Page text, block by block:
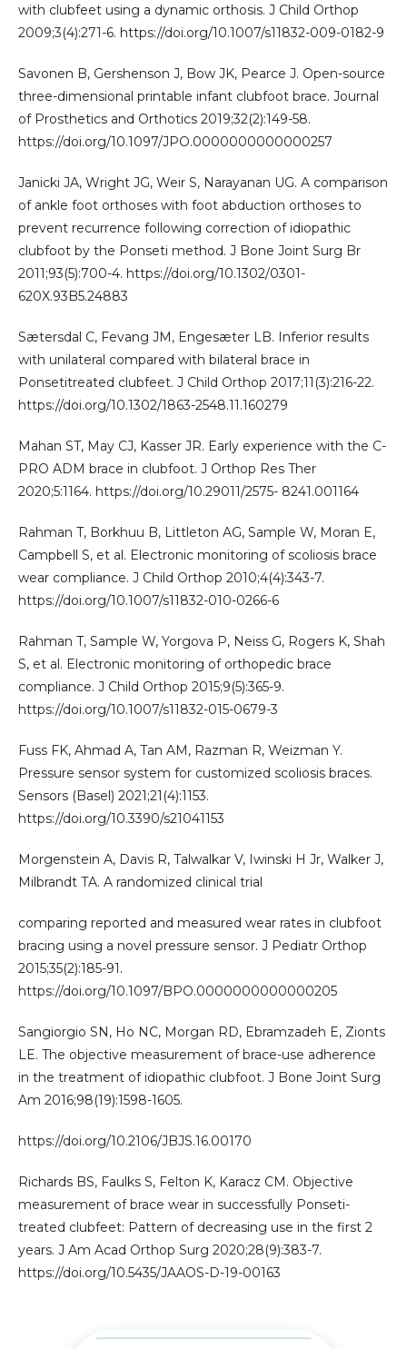
with clubfeet using a dynamic orthosis. J Child Orthop
2009;3(4):271-6. https://doi.org/10.1007/s11832-009-0182-9
Savonen B, Gershenson J, Bow JK, Pearce J. Open-source
three-dimensional printable infant clubfoot brace. Journal
of Prosthetics and Orthotics 2019;32(2):149-58.
https://doi.org/10.1097/JPO.0000000000000257
Janicki JA, Wright JG, Weir S, Narayanan UG. A comparison
of ankle foot orthoses with foot abduction orthoses to
prevent recurrence following correction of idiopathic
clubfoot by the Ponseti method. J Bone Joint Surg Br
2011;93(5):700-4. https://doi.org/10.1302/0301-
620X.93B5.24883
Sætersdal C, Fevang JM, Engesæter LB. Inferior results
with unilateral compared with bilateral brace in
Ponsetitreated clubfeet. J Child Orthop 2017;11(3):216-22.
https://doi.org/10.1302/1863-2548.11.160279
Mahan ST, May CJ, Kasser JR. Early experience with the C-
PRO ADM brace in clubfoot. J Orthop Res Ther
2020;5:1164. https://doi.org/10.29011/2575- 8241.001164
Rahman T, Borkhuu B, Littleton AG, Sample W, Moran E,
Campbell S, et al. Electronic monitoring of scoliosis brace
wear compliance. J Child Orthop 2010;4(4):343-7.
https://doi.org/10.1007/s11832-010-0266-6
Rahman T, Sample W, Yorgova P, Neiss G, Rogers K, Shah
S, et al. Electronic monitoring of orthopedic brace
compliance. J Child Orthop 2015;9(5):365-9.
https://doi.org/10.1007/s11832-015-0679-3
Fuss FK, Ahmad A, Tan AM, Razman R, Weizman Y.
Pressure sensor system for customized scoliosis braces.
Sensors (Basel) 2021;21(4):1153.
https://doi.org/10.3390/s21041153
Morgenstein A, Davis R, Talwalkar V, Iwinski H Jr, Walker J,
Milbrandt TA. A randomized clinical trial
comparing reported and measured wear rates in clubfoot
bracing using a novel pressure sensor. J Pediatr Orthop
2015;35(2):185-91.
https://doi.org/10.1097/BPO.0000000000000205
Sangiorgio SN, Ho NC, Morgan RD, Ebramzadeh E, Zionts
LE. The objective measurement of brace-use adherence
in the treatment of idiopathic clubfoot. J Bone Joint Surg
Am 2016;98(19):1598-1605.
https://doi.org/10.2106/JBJS.16.00170
Richards BS, Faulks S, Felton K, Karacz CM. Objective
measurement of brace wear in successfully Ponseti-
treated clubfeet: Pattern of decreasing use in the first 2
years. J Am Acad Orthop Surg 2020;28(9):383-7.
https://doi.org/10.5435/JAAOS-D-19-00163